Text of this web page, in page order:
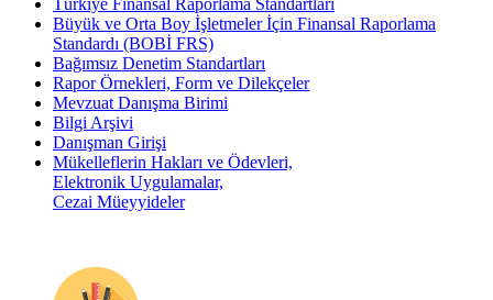
Büyük ve Orta Boy İşletmeler İçin Finansal Raporlama
Standardı (BOBİ FRS)
Bağımsız Denetim Standartları
Rapor Örnekleri, Form ve Dilekçeler
Mevzuat Danışma Birimi
Bilgi Arşivi
Danışman Girişi
Mükelleflerin Hakları ve Ödevleri,
Elektronik Uygulamalar,
Cezai Müeyyideler